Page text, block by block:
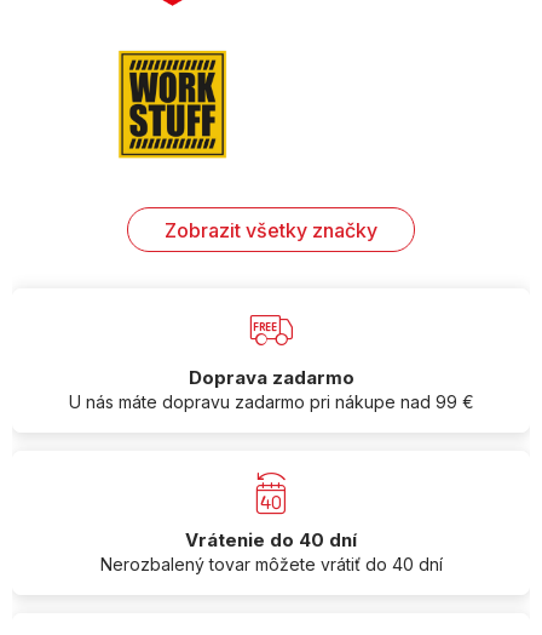
Zobrazit všetky značky
Doprava zadarmo
U nás máte dopravu zadarmo pri nákupe nad 99 €
Vrátenie do 40 dní
Nerozbalený tovar môžete vrátiť do 40 dní